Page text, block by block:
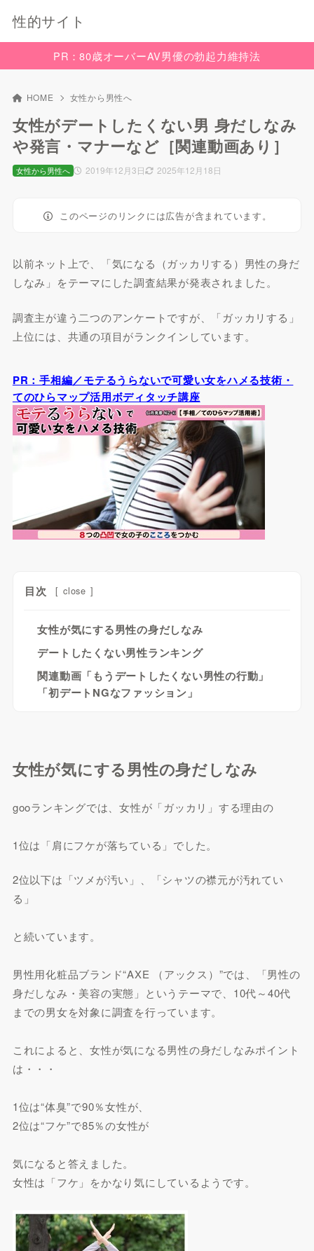
性的サイト
PR：80歳オーバーAV男優の勃起力維持法
HOME 女性から男性へ
女性がデートしたくない男 身だしなみ
や発言・マナーなど［関連動画あり］
2019年12月3日 2025年12月18日
女性から男性へ
このページのリンクには広告が含まれています。
以前ネット上で、「気になる（ガッカリする）男性の身だ
しなみ」をテーマにした調査結果が発表されました。
調査主が違う二つのアンケートですが、「ガッカリする」
上位には、共通の項目がランクインしています。
PR：手相編／モテるうらないで可愛い女をハメる技術・
てのひらマップ活用ボディタッチ講座
目次 [ close ]
女性が気にする男性の身だしなみ
デートしたくない男性ランキング
関連動画「もうデートしたくない男性の行動」
「初デートNGなファッション」
女性が気にする男性の身だしなみ
gooランキングでは、女性が「ガッカリ」する理由の
1位は「肩にフケが落ちている」でした。
2位以下は「ツメが汚い」、「シャツの襟元が汚れてい
る」
と続いています。
男性用化粧品ブランド“AXE （アックス）”では、「男性の
身だしなみ・美容の実態」というテーマで、10代～40代
までの男女を対象に調査を行っています。
これによると、女性が気になる男性の身だしなみポイント
は・・・
1位は“体臭”で90％女性が、
2位は“フケ”で85％の女性が
気になると答えました。
女性は「フケ」をかなり気にしているようです。